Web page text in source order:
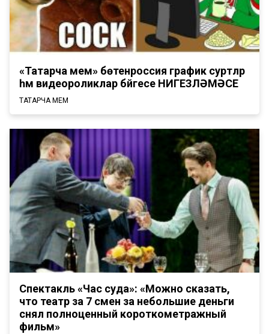
«Татарча мем» бөтенроссия график сурәтләр
һәм видеороликлар бәйгесе НИГЕЗЛӘМӘСЕ
ТАТАРЧА МЕМ
Спектакль «Час суда»: «Можно сказать,
что театр за 7 смен за небольшие деньги
снял полноценный короткометражный
фильм»